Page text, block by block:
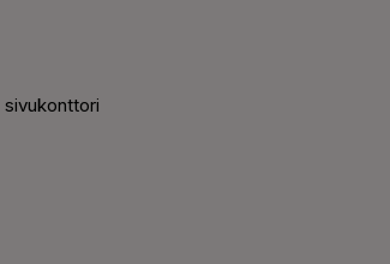
sivukonttori